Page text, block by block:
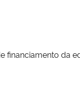
da